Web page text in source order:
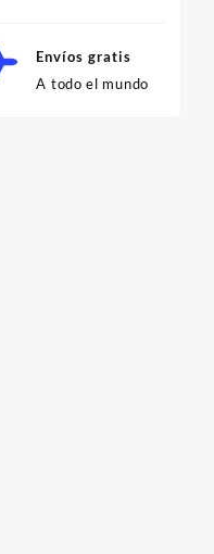
Envíos gratis
A todo el mundo